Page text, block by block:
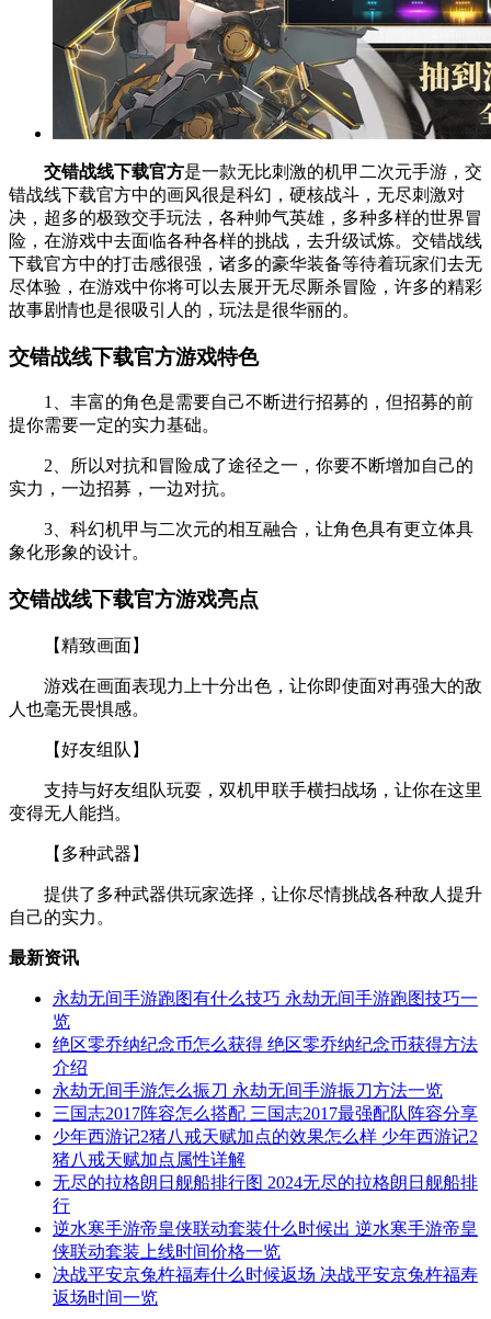
交错战线下载官方是一款无比刺激的机甲二次元手游，交
错战线下载官方中的画风很是科幻，硬核战斗，无尽刺激对
决，超多的极致交手玩法，各种帅气英雄，多种多样的世界冒
险，在游戏中去面临各种各样的挑战，去升级试炼。交错战线
下载官方中的打击感很强，诸多的豪华装备等待着玩家们去无
尽体验，在游戏中你将可以去展开无尽厮杀冒险，许多的精彩
故事剧情也是很吸引人的，玩法是很华丽的。
交错战线下载官方游戏特色
1、丰富的角色是需要自己不断进行招募的，但招募的前
提你需要一定的实力基础。
2、所以对抗和冒险成了途径之一，你要不断增加自己的
实力，一边招募，一边对抗。
3、科幻机甲与二次元的相互融合，让角色具有更立体具
象化形象的设计。
交错战线下载官方游戏亮点
【精致画面】
游戏在画面表现力上十分出色，让你即使面对再强大的敌
人也毫无畏惧感。
【好友组队】
支持与好友组队玩耍，双机甲联手横扫战场，让你在这里
变得无人能挡。
【多种武器】
提供了多种武器供玩家选择，让你尽情挑战各种敌人提升
自己的实力。
最新资讯
永劫无间手游跑图有什么技巧 永劫无间手游跑图技巧一
览
绝区零乔纳纪念币怎么获得 绝区零乔纳纪念币获得方法
介绍
永劫无间手游怎么振刀 永劫无间手游振刀方法一览
三国志2017阵容怎么搭配 三国志2017最强配队阵容分享
少年西游记2猪八戒天赋加点的效果怎么样 少年西游记2
猪八戒天赋加点属性详解
无尽的拉格朗日舰船排行图 2024无尽的拉格朗日舰船排
行
逆水寒手游帝皇侠联动套装什么时候出 逆水寒手游帝皇
侠联动套装上线时间价格一览
决战平安京兔杵福寿什么时候返场 决战平安京兔杵福寿
返场时间一览